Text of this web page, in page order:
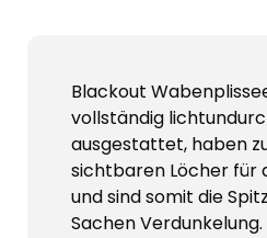
Blackout
vollständig
ausgestattet, haben
sichtbaren Löcher für
und sind somit die
Sachen Verdunkelung.